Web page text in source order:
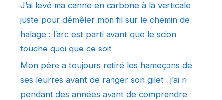
J’ai levé ma canne en carbone à la verticale
juste pour démêler mon fil sur le chemin de
halage : l’arc est parti avant que le scion
touche quoi que ce soit
Mon père a toujours retiré les hameçons de
ses leurres avant de ranger son gilet : j’ai ri
pendant des années avant de comprendre